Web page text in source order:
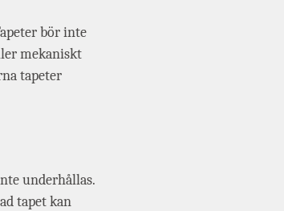
bör inte
mekaniskt
tapeter
underhållas.
tapet kan